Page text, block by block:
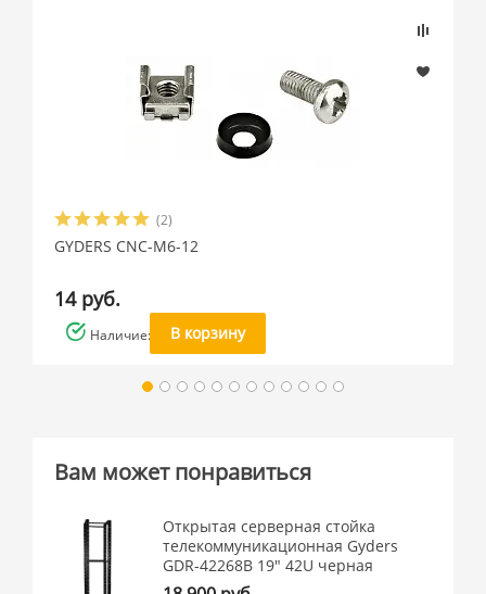
(2)
GYDERS CNC-M6-12
14 руб.
Наличие: многоВ корзину
Вам может понравиться
Открытая серверная стойка
телекоммуникационная Gyders
GDR-42268B 19" 42U черная